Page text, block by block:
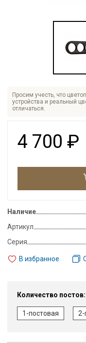
Просим учесть, что
устройства и реальный
отличаться.
4 700 ₽
Наличие
Артикул
Серия
В избранное
Количество постов:
1-постовая 2-